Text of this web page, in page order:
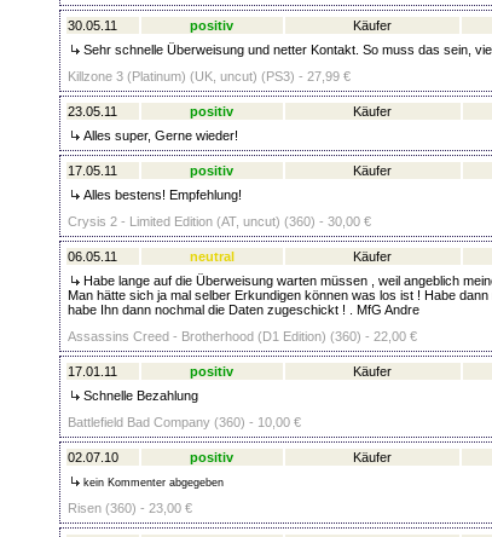
30.05.11 positiv Käufer
Sehr schnelle Überweisung und netter Kontakt. So muss das sein,
Killzone 3 (Platinum) (UK, uncut) (PS3) - 27,99 €
23.05.11 positiv Käufer
Alles super, Gerne wieder!
17.05.11 positiv Käufer
Alles bestens! Empfehlung!
Crysis 2 - Limited Edition (AT, uncut) (360) - 30,00 €
06.05.11 neutral Käufer
Habe lange auf die Überweisung warten müssen , weil angeblich
Man hätte sich ja mal selber Erkundigen können was los ist ! Habe
habe Ihn dann nochmal die Daten zugeschickt ! . MfG Andre
Assassins Creed - Brotherhood (D1 Edition) (360) - 22,00 €
17.01.11 positiv Käufer
Schnelle Bezahlung
Battlefield Bad Company (360) - 10,00 €
02.07.10 positiv Käufer
kein Kommenter abgegeben
Risen (360) - 23,00 €